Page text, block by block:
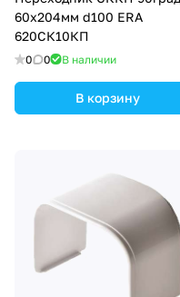
60х204мм d100 ERA
620СК10КП
0 0 В наличии
В корзину